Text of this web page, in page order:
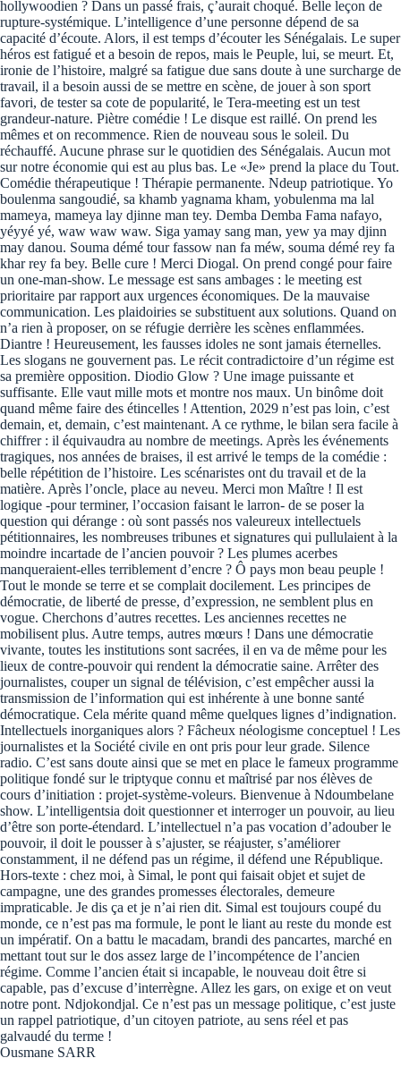
hollywoodien ? Dans un passé frais, ç’aurait choqué. Belle leçon de
rupture-systémique. L’intelligence d’une personne dépend de sa
capacité d’écoute. Alors, il est temps d’écouter les Sénégalais. Le super
héros est fatigué et a besoin de repos, mais le Peuple, lui, se meurt. Et,
ironie de l’histoire, malgré sa fatigue due sans doute à une surcharge de
travail, il a besoin aussi de se mettre en scène, de jouer à son sport
favori, de tester sa cote de popularité, le Tera-meeting est un test
grandeur-nature. Piètre comédie ! Le disque est raillé. On prend les
mêmes et on recommence. Rien de nouveau sous le soleil. Du
réchauffé. Aucune phrase sur le quotidien des Sénégalais. Aucun mot
sur notre économie qui est au plus bas. Le «Je» prend la place du Tout.
Comédie thérapeutique ! Thérapie permanente. Ndeup patriotique. Yo
boulenma sangoudié, sa khamb yagnama kham, yobulenma ma lal
mameya, mameya lay djinne man tey. Demba Demba Fama nafayo,
yéyyé yé, waw waw waw. Siga yamay sang man, yew ya may djinn
may danou. Souma démé tour fassow nan fa méw, souma démé rey fa
khar rey fa bey. Belle cure ! Merci Diogal. On prend congé pour faire
un one-man-show. Le message est sans ambages : le meeting est
prioritaire par rapport aux urgences économiques. De la mauvaise
communication. Les plaidoiries se substituent aux solutions. Quand on
n’a rien à proposer, on se réfugie derrière les scènes enflammées.
Diantre ! Heureusement, les fausses idoles ne sont jamais éternelles.
Les slogans ne gouvernent pas. Le récit contradictoire d’un régime est
sa première opposition. Diodio Glow ? Une image puissante et
suffisante. Elle vaut mille mots et montre nos maux. Un binôme doit
quand même faire des étincelles ! Attention, 2029 n’est pas loin, c’est
demain, et, demain, c’est maintenant. A ce rythme, le bilan sera facile à
chiffrer : il équivaudra au nombre de meetings. Après les événements
tragiques, nos années de braises, il est arrivé le temps de la comédie :
belle répétition de l’histoire. Les scénaristes ont du travail et de la
matière. Après l’oncle, place au neveu. Merci mon Maître ! Il est
logique -pour terminer, l’occasion faisant le larron- de se poser la
question qui dérange : où sont passés nos valeureux intellectuels
pétitionnaires, les nombreuses tribunes et signatures qui pullulaient à la
moindre incartade de l’ancien pouvoir ? Les plumes acerbes
manqueraient-elles terriblement d’encre ? Ô pays mon beau peuple !
Tout le monde se terre et se complait docilement. Les principes de
démocratie, de liberté de presse, d’expression, ne semblent plus en
vogue. Cherchons d’autres recettes. Les anciennes recettes ne
mobilisent plus. Autre temps, autres mœurs ! Dans une démocratie
vivante, toutes les institutions sont sacrées, il en va de même pour les
lieux de contre-pouvoir qui rendent la démocratie saine. Arrêter des
journalistes, couper un signal de télévision, c’est empêcher aussi la
transmission de l’information qui est inhérente à une bonne santé
démocratique. Cela mérite quand même quelques lignes d’indignation.
Intellectuels inorganiques alors ? Fâcheux néologisme conceptuel ! Les
journalistes et la Société civile en ont pris pour leur grade. Silence
radio. C’est sans doute ainsi que se met en place le fameux programme
politique fondé sur le triptyque connu et maîtrisé par nos élèves de
cours d’initiation : projet-système-voleurs. Bienvenue à Ndoumbelane
show. L’intelligentsia doit questionner et interroger un pouvoir, au lieu
d’être son porte-étendard. L’intellectuel n’a pas vocation d’adouber le
pouvoir, il doit le pousser à s’ajuster, se réajuster, s’améliorer
constamment, il ne défend pas un régime, il défend une République.
Hors-texte : chez moi, à Simal, le pont qui faisait objet et sujet de
campagne, une des grandes promesses électorales, demeure
impraticable. Je dis ça et je n’ai rien dit. Simal est toujours coupé du
monde, ce n’est pas ma formule, le pont le liant au reste du monde est
un impératif. On a battu le macadam, brandi des pancartes, marché en
mettant tout sur le dos assez large de l’incompétence de l’ancien
régime. Comme l’ancien était si incapable, le nouveau doit être si
capable, pas d’excuse d’interrègne. Allez les gars, on exige et on veut
notre pont. Ndjokondjal. Ce n’est pas un message politique, c’est juste
un rappel patriotique, d’un citoyen patriote, au sens réel et pas
galvaudé du terme !
Ousmane SARR